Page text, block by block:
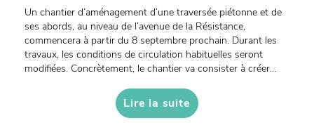
Un chantier d’aménagement d’une traversée piétonne et de
ses abords, au niveau de l’avenue de la Résistance,
commencera à partir du 8 septembre prochain. Durant les
travaux, les conditions de circulation habituelles seront
modifiées. Concrètement, le chantier va consister à créer...
Lire la suite